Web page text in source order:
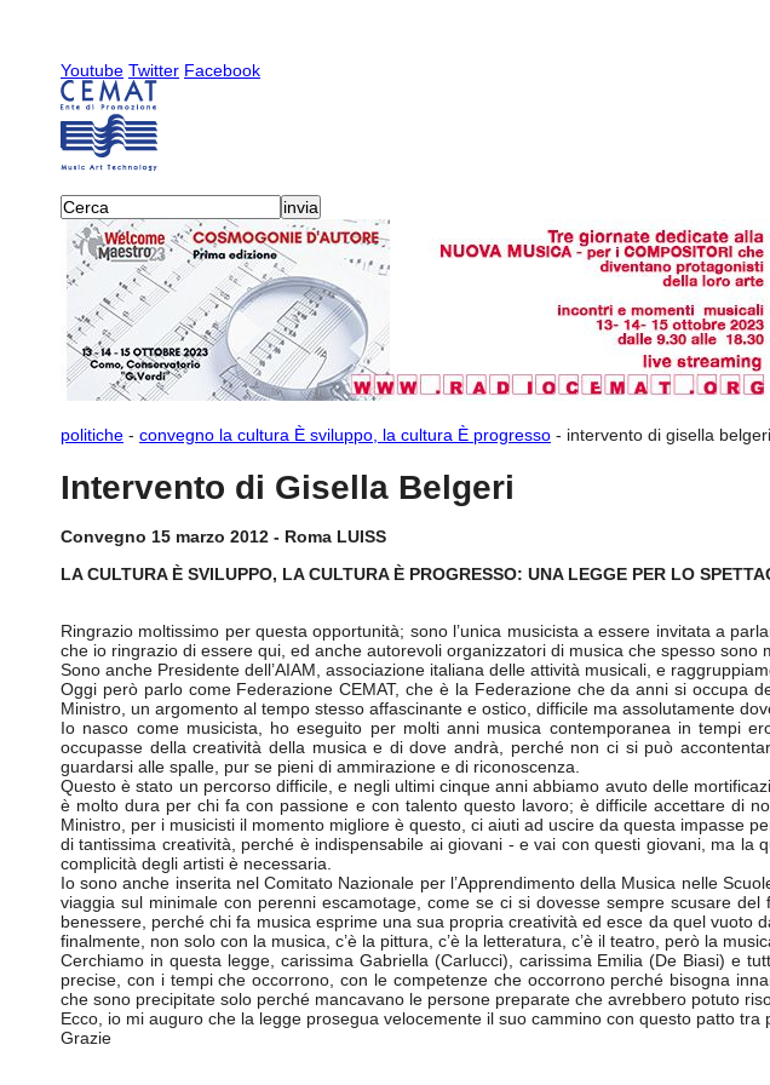
Youtube Twitter Facebook
politiche - convegno la cultura È sviluppo, la cultura È progresso - intervento di gisella belgeri
Intervento di Gisella Belgeri
Convegno 15 marzo 2012 - Roma LUISS
LA CULTURA È SVILUPPO, LA CULTURA È PROGRESSO: UNA LEGGE PER LO
Ringrazio moltissimo per questa opportunità; sono l’unica musicista a essere invitata a
che io ringrazio di essere qui, ed anche autorevoli organizzatori di musica che spesso
Sono anche Presidente dell’AIAM, associazione italiana delle attività musicali, e
Oggi però parlo come Federazione CEMAT, che è la Federazione che da anni si occupa
Ministro, un argomento al tempo stesso affascinante e ostico, difficile ma assolutamente
Io nasco come musicista, ho eseguito per molti anni musica contemporanea in tempi
occupasse della creatività della musica e di dove andrà, perché non ci si può
guardarsi alle spalle, pur se pieni di ammirazione e di riconoscenza.
Questo è stato un percorso difficile, e negli ultimi cinque anni abbiamo avuto delle
è molto dura per chi fa con passione e con talento questo lavoro; è difficile accettare di
Ministro, per i musicisti il momento migliore è questo, ci aiuti ad uscire da questa impasse
di tantissima creatività, perché è indispensabile ai giovani - e vai con questi giovani, ma
complicità degli artisti è necessaria.
Io sono anche inserita nel Comitato Nazionale per l’Apprendimento della Musica nelle
viaggia sul minimale con perenni escamotage, come se ci si dovesse sempre scusare
benessere, perché chi fa musica esprime una sua propria creatività ed esce da quel
finalmente, non solo con la musica, c’è la pittura, c’è la letteratura, c’è il teatro, però la
Cerchiamo in questa legge, carissima Gabriella (Carlucci), carissima Emilia (De Biasi) e
precise, con i tempi che occorrono, con le competenze che occorrono perché bisogna
che sono precipitate solo perché mancavano le persone preparate che avrebbero potuto
Ecco, io mi auguro che la legge prosegua velocemente il suo cammino con questo patto tra
Grazie